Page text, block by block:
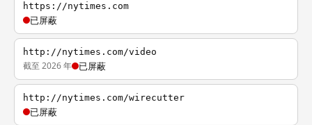
https://nytimes.com
已屏蔽
http://nytimes.com/video
截至 2026 年 已屏蔽
http://nytimes.com/wirecutter
已屏蔽